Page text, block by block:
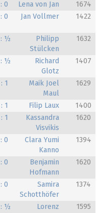
0 Lena von Jan
1674
0 Jan Vollmer 1422
½
Philipp
Stülcken
1632
½
Richard
Glotz
1407
1
Maik Joel
Maul
1629
1 Filip Laux
1400
1
Kassandra
Visvikis
1620
0
Clara Yumi
Kanno
1394
0
Benjamin
Hofmann
1620
0
Samira
Schotthöfer
1374
½ Lorenz 1595